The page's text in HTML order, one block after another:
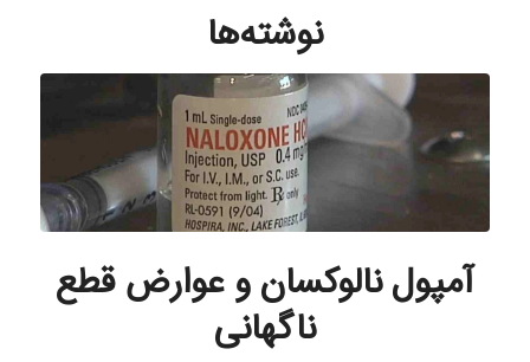
نوشته‌ها
آمپول نالوکسان و عوارض قطع
ناگهانی